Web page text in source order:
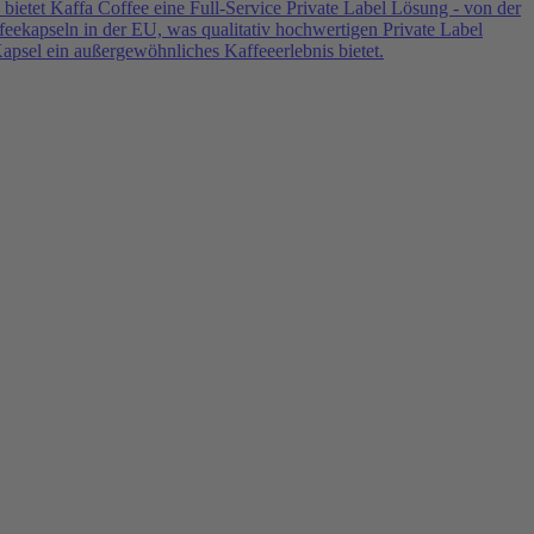
Kaffa Coffee eine Full-Service Private Label Lösung - von der
in der EU, was qualitativ hochwertigen Private Label
ein außergewöhnliches Kaffeeerlebnis bietet.